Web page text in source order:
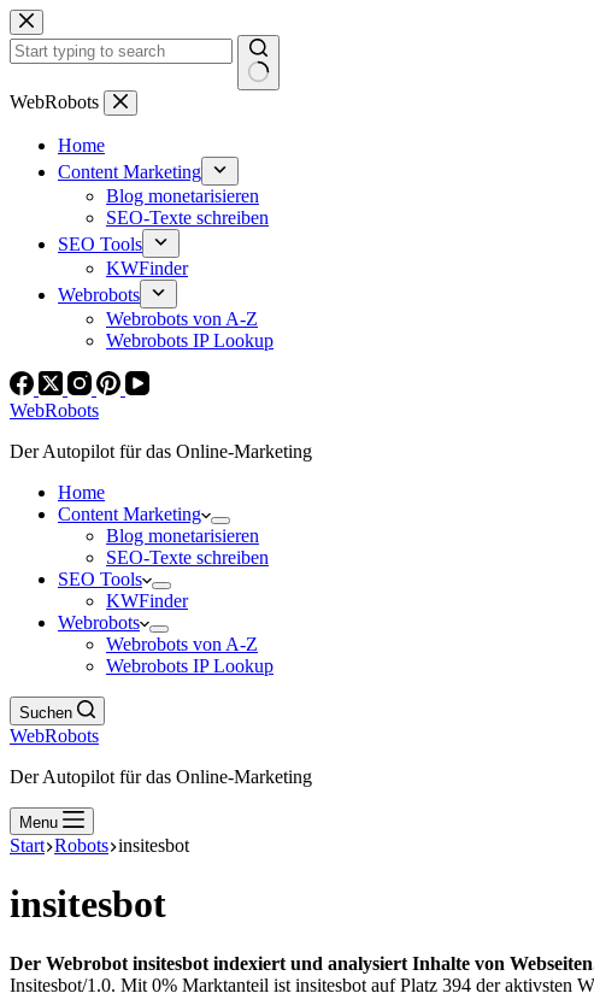
Zum
Inhalt
springen
Keine
WebRobots
Home
Content Marketing
Blog monetarisieren
SEO-Texte schreiben
SEO Tools
KWFinder
Webrobots
Webrobots von A-Z
Webrobots IP Lookup
WebRobots
Der Autopilot für das Online-Marketing
Home
Content Marketing
Blog monetarisieren
SEO-Texte schreiben
SEO Tools
KWFinder
Webrobots
Webrobots von A-Z
Webrobots IP Lookup
Suchen
WebRobots
Der Autopilot für das Online-Marketing
Menu
Start Robots insitesbot
insitesbot
Der Webrobot insitesbot indexiert und analysiert Inhalte von
Insitesbot/1.0. Mit 0% Marktanteil ist insitesbot auf Platz 394 der aktivsten